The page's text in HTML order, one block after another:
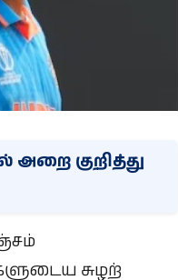
குறித்து
சுழற்